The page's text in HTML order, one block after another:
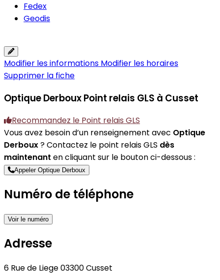
Fedex
Geodis
Modifier les informations Modifier les horaires
Supprimer la fiche
Optique DerbouxPoint relais GLS à Cusset
Recommandez le Point relais GLS
Vous avez besoin d’un renseignement avec Optique
Derboux? Contactez le point relais GLS dès
maintenant en cliquant sur le bouton ci-dessous :
Appeler Optique Derboux
Numéro de téléphone
Voir le numéro
Adresse
6 Rue de Liege 03300 Cusset